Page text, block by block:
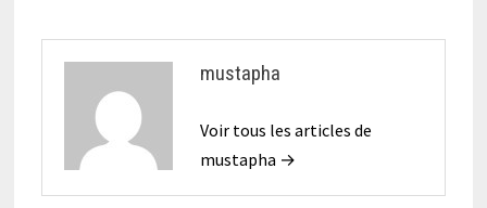
mustapha
Voir tous les articles de
mustapha →